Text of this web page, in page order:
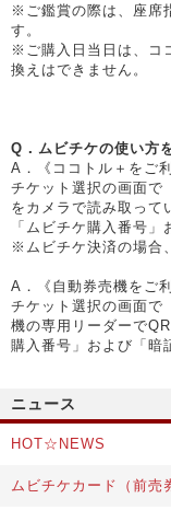
※ご鑑賞の際は、座席
す。
※ご購入日当日は、コ
換えはできません。
Q．ムビチケの使い方
A．《ココトル＋をご
チケット選択の画面で
をカメラで読み取って
「ムビチケ購入番号
※ムビチケ決済の場合
A．《自動券売機をご
チケット選択の画面で
機の専用リーダーで
購入番号」および「暗
ニュース
HOT☆NEWS
ムビチケカード（前売